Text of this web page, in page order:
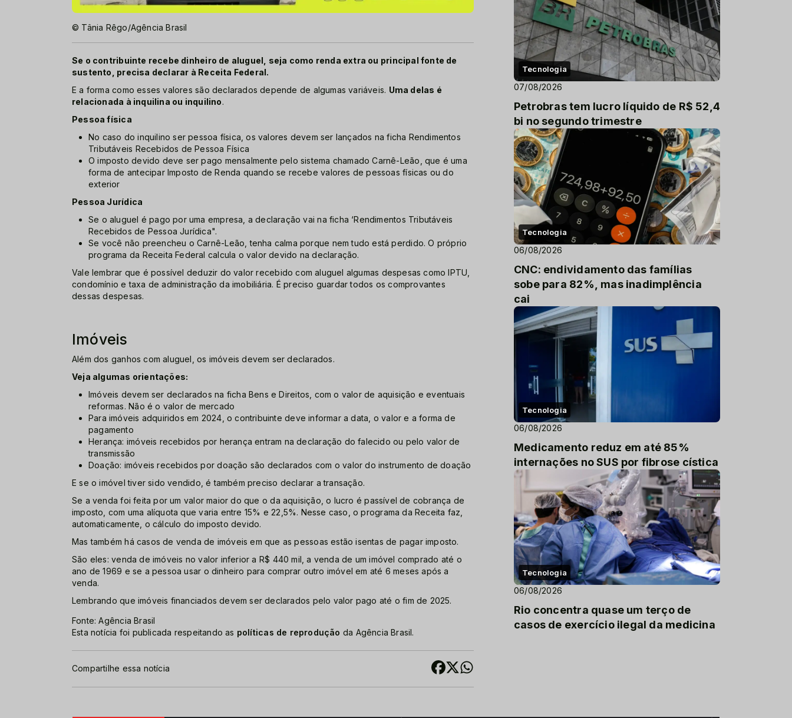
© Tânia Rêgo/Agência Brasil
Se o contribuinte recebe dinheiro de aluguel, seja como renda extra ou principal fonte de
sustento, precisa declarar à Receita Federal.
E a forma como esses valores são declarados depende de algumas variáveis. Uma delas é
relacionada à inquilina ou inquilino.
Pessoa física
No caso do inquilino ser pessoa física, os valores devem ser lançados na ficha Rendimentos
Tributáveis Recebidos de Pessoa Física
O imposto devido deve ser pago mensalmente pelo sistema chamado Carnê-Leão, que é uma
forma de antecipar Imposto de Renda quando se recebe valores de pessoas físicas ou do
exterior
Pessoa Jurídica
Se o aluguel é pago por uma empresa, a declaração vai na ficha ‘Rendimentos Tributáveis
Recebidos de Pessoa Jurídica".
Se você não preencheu o Carnê-Leão, tenha calma porque nem tudo está perdido. O próprio
programa da Receita Federal calcula o valor devido na declaração.
Vale lembrar que é possível deduzir do valor recebido com aluguel algumas despesas como IPTU,
condomínio e taxa de administração da imobiliária. É preciso guardar todos os comprovantes
dessas despesas.
Imóveis
Além dos ganhos com aluguel, os imóveis devem ser declarados.
Veja algumas orientações:
Imóveis devem ser declarados na ficha Bens e Direitos, com o valor de aquisição e eventuais
reformas. Não é o valor de mercado
Para imóveis adquiridos em 2024, o contribuinte deve informar a data, o valor e a forma de
pagamento
Herança: imóveis recebidos por herança entram na declaração do falecido ou pelo valor de
transmissão
Doação: imóveis recebidos por doação são declarados com o valor do instrumento de doação
E se o imóvel tiver sido vendido, é também preciso declarar a transação.
Se a venda foi feita por um valor maior do que o da aquisição, o lucro é passível de cobrança de
imposto, com uma alíquota que varia entre 15% e 22,5%. Nesse caso, o programa da Receita faz,
automaticamente, o cálculo do imposto devido.
Mas também há casos de venda de imóveis em que as pessoas estão isentas de pagar imposto.
São eles: venda de imóveis no valor inferior a R$ 440 mil, a venda de um imóvel comprado até o
ano de 1969 e se a pessoa usar o dinheiro para comprar outro imóvel em até 6 meses após a
venda.
Lembrando que imóveis financiados devem ser declarados pelo valor pago até o fim de 2025.
Fonte: Agência Brasil
Esta notícia foi publicada respeitando as políticas de reprodução da Agência Brasil.
Compartilhe essa notícia
Tecnologia
07/08/2026
Petrobras tem lucro líquido de R$ 52,4
bi no segundo trimestre
Tecnologia
06/08/2026
CNC: endividamento das famílias
sobe para 82%, mas inadimplência
cai
Tecnologia
06/08/2026
Medicamento reduz em até 85%
internações no SUS por fibrose cística
Tecnologia
06/08/2026
Rio concentra quase um terço de
casos de exercício ilegal da medicina